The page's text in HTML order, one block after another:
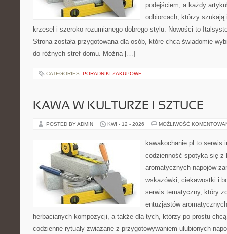
podejściem, a każdy
odbiorcach, którzy
krzeseł i szeroko rozumianego dobrego stylu. Nowości to
Strona została przygotowana dla osób, które chcą świadomie
do różnych stref domu. Można […]
CATEGORIES: PORADNIKI ZAKUPOWE
KAWA W KULTURZE I SZTUCE
POSTED BY ADMIN KWI - 12 - 2026 MOŻLIWOŚĆ
kawakochanie.pl to serwis
codzienność spotyka się z
aromatycznych napojów
wskazówki, ciekawostki i
serwis tematyczny, który
entuzjastów
herbacianych kompozycji, a także dla tych, którzy po prostu
codzienne rytuały związane z przygotowywaniem ulubionych